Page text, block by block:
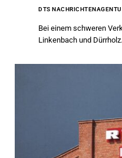
DTS
Bei einem schweren
Linkenbach und